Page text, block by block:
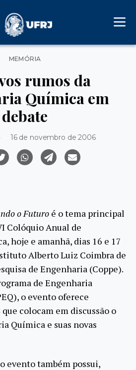
Categorias
MEMÓRIA
rumos da
Química em
debate
16 de novembro de 2006
o Futuro é o tema principal
Colóquio Anual de
hoje e amanhã, dias 16 e 17
Alberto Luiz Coimbra de
de Engenharia (Coppe).
de Engenharia
o evento oferece
colocam em discussão o
Química e suas novas
evento também possui,